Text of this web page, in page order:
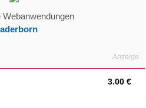
Webanwendungen
3.00 €